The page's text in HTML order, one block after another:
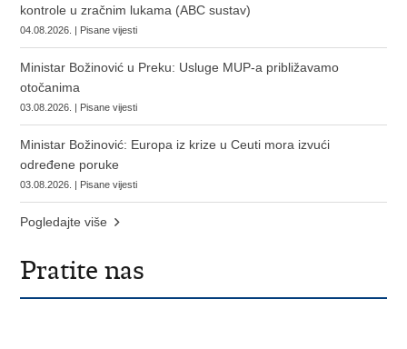
kontrole u zračnim lukama (ABC sustav)
04.08.2026. | Pisane vijesti
Ministar Božinović u Preku: Usluge MUP-a približavamo
otočanima
03.08.2026. | Pisane vijesti
Ministar Božinović: Europa iz krize u Ceuti mora izvući
određene poruke
03.08.2026. | Pisane vijesti
Pogledajte više
Pratite nas